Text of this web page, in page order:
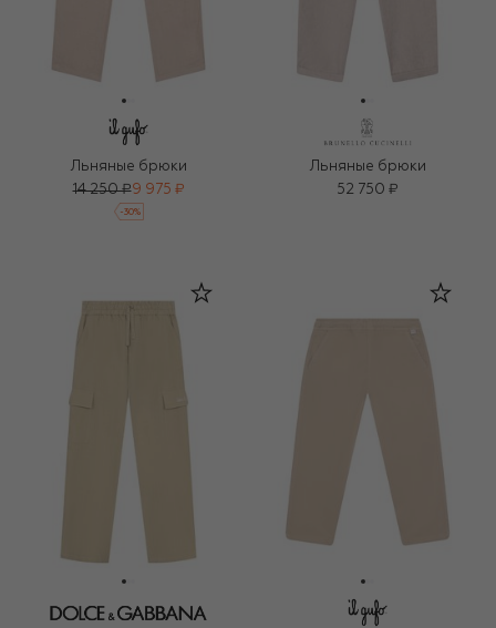
Льняные брюки
14 250 ₽9 975 ₽
-30%
Льняные брюки
52 750 ₽